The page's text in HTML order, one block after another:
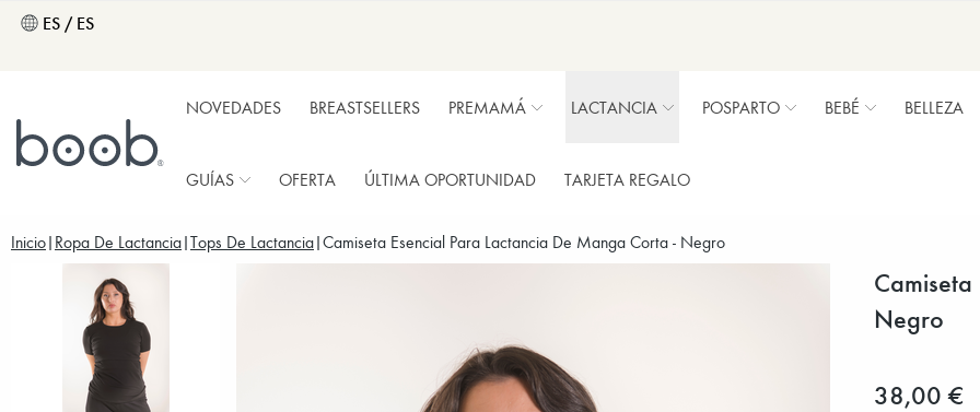
ES / ES
NOVEDADES BREASTSELLERS PREMAMÁ LACTANCIA POSPARTO BEBÉ BELLEZA
GUÍAS OFERTA ÚLTIMA OPORTUNIDAD TARJETA REGALO
Inicio Ropa De Lactancia Tops De Lactancia Camiseta Esencial Para Lactancia De Manga Corta - Negro
Negro
38,00 €